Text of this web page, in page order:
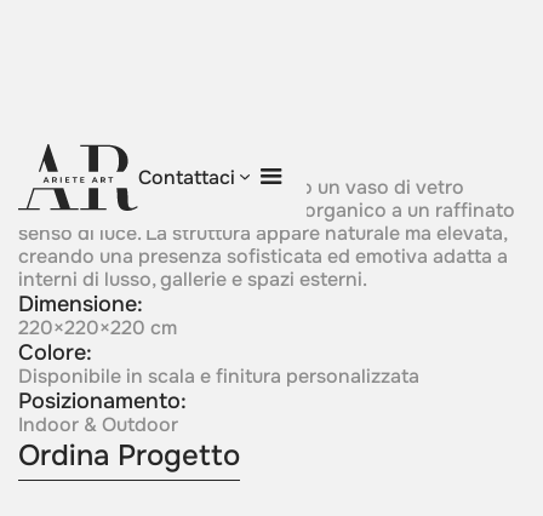
Contattaci
Vessel Of Light
Forme simili a radici sostengono un vaso di vetro
luminoso, unendo radicamento organico a un raffinato
senso di luce. La struttura appare naturale ma elevata,
creando una presenza sofisticata ed emotiva adatta a
interni di lusso, gallerie e spazi esterni.
Dimensione:
220×220×220 cm
Colore:
Disponibile in scala e finitura personalizzata
Posizionamento:
Indoor & Outdoor
Ordina Progetto